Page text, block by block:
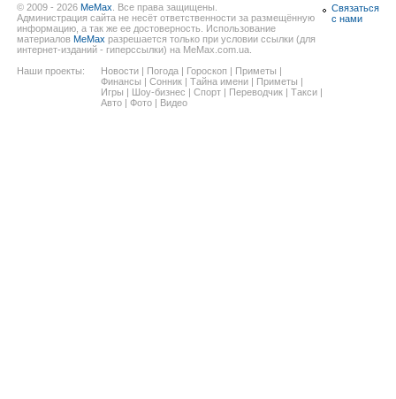
© 2009 - 2026 MeMax . Все права защищены.
Администрация сайта не несёт ответственности за размещённую
информацию, а так же ее достоверность. Использование
материалов MeMax разрешается только при условии ссылки (для
интернет-изданий - гиперссылки) на MeMax.com.ua.
Наши проекты:
Новости | Погода | Гороскоп | Приметы |
Финансы | Сонник | Тайна имени | Приметы |
Игры | Шоу-бизнес | Спорт | Переводчик | Такси |
Авто | Фото | Видео
Связаться
с нами